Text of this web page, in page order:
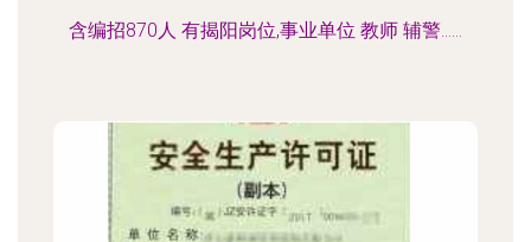
含编招870人 有揭阳岗位,事业单位 教师 辅警......